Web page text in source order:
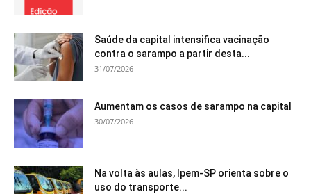
Saúde da capital intensifica vacinação
contra o sarampo a partir desta...
31/07/2026
Aumentam os casos de sarampo na capital
30/07/2026
Na volta às aulas, Ipem-SP orienta sobre o
uso do transporte...